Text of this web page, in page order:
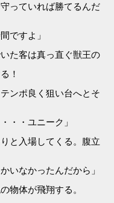
っていれば勝てるんだ
ですよ」
た客は真っ直ぐ獣王の
！
ンポ良く狙い台へとそ
・・ユニーク」
と入場してくる。腹立
いなかったんだから」
物体が飛翔する。